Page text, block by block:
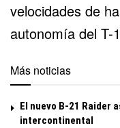
velocidades de
autonomía del T-
Más noticias
El nuevo B-21 Raider
intercontinental